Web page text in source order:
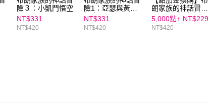
險３：小凱鬥悟空
NT$331
NT$420
險1：亞瑟與黃金
繩索
NT$331
NT$420
朗家族的神話冒險
1：亞瑟與黃金繩
索
5,000點+ NT$229
NT$420